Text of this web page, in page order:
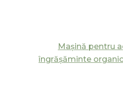
Maşină pentru
îngrăşăminte